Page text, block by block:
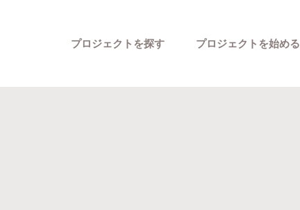
プロジェクトを探す プロジェクトを始める